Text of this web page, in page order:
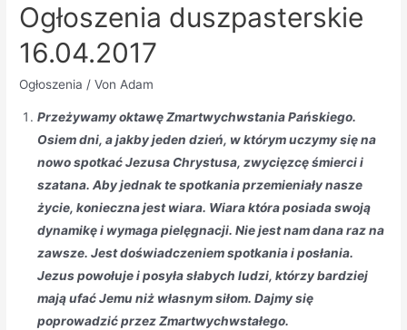
Ogłoszenia duszpasterskie
16.04.2017
Ogłoszenia / VonAdam
Przeżywamy oktawę Zmartwychwstania Pańskiego.
Osiem dni, a jakby jeden dzień, w którym uczymy się na
nowo spotkać Jezusa Chrystusa, zwycięzcę śmierci i
szatana. Aby jednak te spotkania przemieniały nasze
życie, konieczna jest wiara. Wiara która posiada swoją
dynamikę i wymaga pielęgnacji. Nie jest nam dana raz na
zawsze. Jest doświadczeniem spotkania i posłania.
Jezus powołuje i posyła słabych ludzi, którzy bardziej
mają ufać Jemu niż własnym siłom. Dajmy się
poprowadzić przez Zmartwychwstałego.